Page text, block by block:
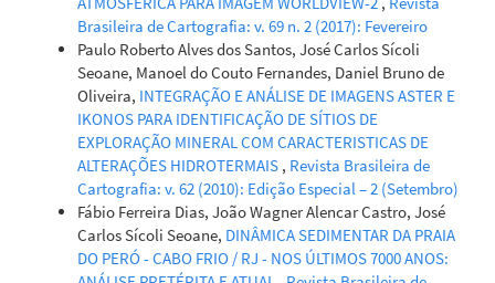
Brasileira de Cartografia: v. 69 n. 2 (2017): Fevereiro
Paulo Roberto Alves dos Santos, José Carlos Sícoli
Seoane, Manoel do Couto Fernandes, Daniel Bruno de
Oliveira, INTEGRAÇÃO E ANÁLISE DE IMAGENS ASTER E
IKONOS PARA IDENTIFICAÇÃO DE SÍTIOS DE
EXPLORAÇÃO MINERAL COM CARACTERISTICAS DE
ALTERAÇÕES HIDROTERMAIS , Revista Brasileira de
Cartografia: v. 62 (2010): Edição Especial – 2 (Setembro)
Fábio Ferreira Dias, João Wagner Alencar Castro, José
Carlos Sícoli Seoane, DINÂMICA SEDIMENTAR DA PRAIA
DO PERÓ - CABO FRIO / RJ - NOS ÚLTIMOS 7000 ANOS: